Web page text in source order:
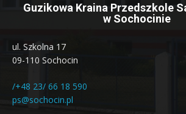
Guzikowa Kraina Przedszkole
w Sochocinie
ul. Szkolna 17
09-110 Sochocin
/+48 23/ 66 18 590
ps@sochocin.pl